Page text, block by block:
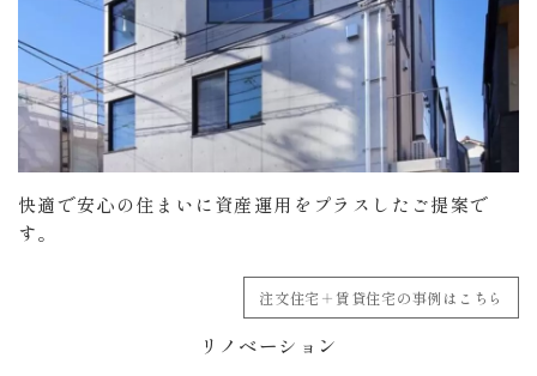
快適で安心の住まいに資産運用をプラスしたご提案で
す。
注文住宅＋賃貸住宅の事例はこちら
リノベーション